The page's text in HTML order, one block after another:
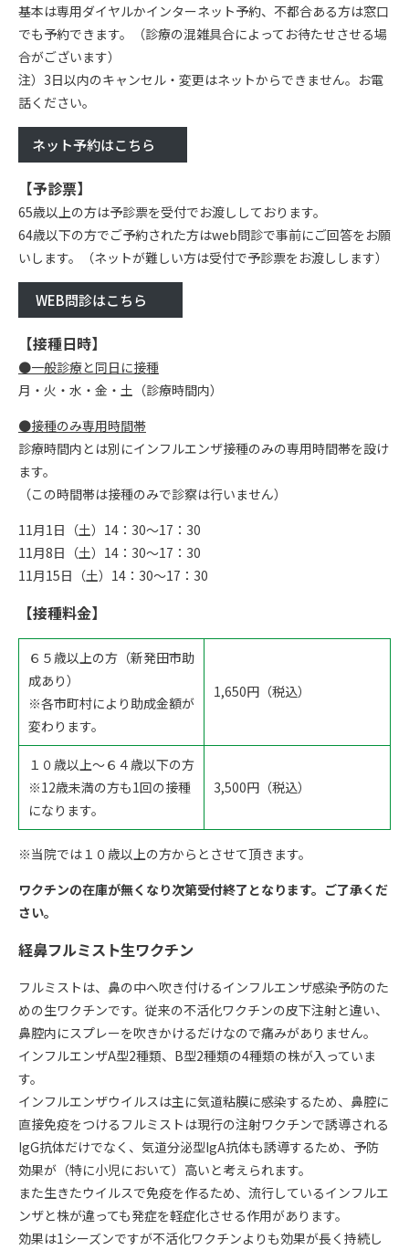
基本は専用ダイヤルかインターネット予約、不都合ある方は窓口
でも予約できます。（診療の混雑具合によってお待たせさせる場
合がございます）
注）3日以内のキャンセル・変更はネットからできません。お電
話ください。
ネット予約はこちら
【予診票】
65歳以上の方は予診票を受付でお渡ししております。
64歳以下の方でご予約された方はweb問診で事前にご回答をお願
いします。（ネットが難しい方は受付で予診票をお渡しします）
WEB問診はこちら
【接種日時】
●一般診療と同日に接種
月・火・水・金・土（診療時間内）
●接種のみ専用時間帯
診療時間内とは別にインフルエンザ接種のみの専用時間帯を設け
ます。
（この時間帯は接種のみで診察は行いません）
11月1日（土）14：30～17：30
11月8日（土）14：30～17：30
11月15日（土）14：30～17：30
【接種料金】
６５歳以上の方（新発田市助
成あり）
※各市町村により助成金額が
変わります。
1,650円（税込）
１０歳以上～６４歳以下の方
※12歳未満の方も1回の接種
になります。
3,500円（税込）
※当院では１０歳以上の方からとさせて頂きます。
ワクチンの在庫が無くなり次第受付終了となります。ご了承くだ
さい。
経鼻フルミスト生ワクチン
フルミストは、鼻の中へ吹き付けるインフルエンザ感染予防のた
めの生ワクチンです。従来の不活化ワクチンの皮下注射と違い、
鼻腔内にスプレーを吹きかけるだけなので痛みがありません。
インフルエンザA型2種類、B型2種類の4種類の株が入っていま
す。
インフルエンザウイルスは主に気道粘膜に感染するため、鼻腔に
直接免疫をつけるフルミストは現行の注射ワクチンで誘導される
IgG抗体だけでなく、気道分泌型IgA抗体も誘導するため、予防
効果が（特に小児において）高いと考えられます。
また生きたウイルスで免疫を作るため、流行しているインフルエ
ンザと株が違っても発症を軽症化させる作用があります。
効果は1シーズンですが不活化ワクチンよりも効果が長く持続し